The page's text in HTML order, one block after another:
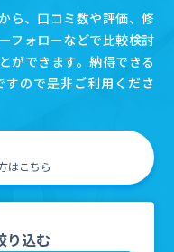
ら、口コミ数や評価、修
フォローなどで比較検討
ができます。納得できる
ので是非ご利用くださ
はこちら
り込む